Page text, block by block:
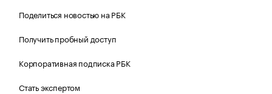
Поделиться новостью на РБК
Получить пробный доступ
Корпоративная подписка РБК
Стать экспертом